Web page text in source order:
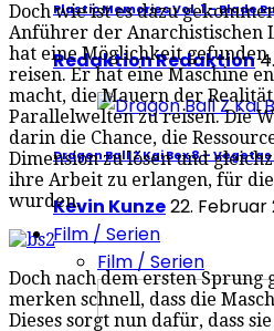
Plastic Memories Vol. 1 – Blade
Redaktion Redaktion
Dragon Ball Z Kai Box 8 –
Kevin Kunze22. Februar
Film / Serien
Film / Serien
Doch wie ist es dazu
Anführer der Anarchistischen
hat eine Möglichkeit
reisen. Er hat eine Maschine
macht, die Mauern der
Parallelwelten zu reisen. Die
darin die Chance, die
Dimension zu lösen und
ihre Arbeit zu erlangen, für
wurden.
Doch nach dem ersten Sprung
merken schnell, dass die
Dieses sorgt nun dafür, dass